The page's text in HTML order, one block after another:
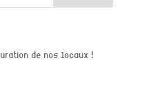
de nos locaux !